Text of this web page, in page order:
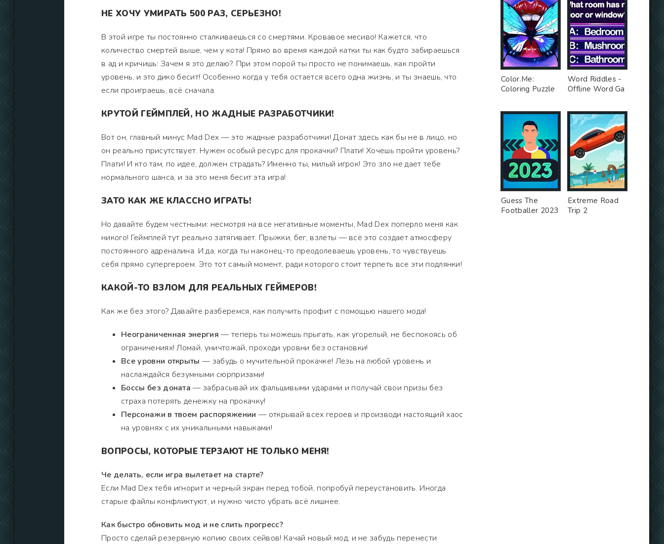
НЕ ХОЧУ УМИРАТЬ 500 РАЗ, СЕРЬЕЗНО!
В этой игре ты постоянно сталкиваешься со смертями. Кровавое месиво! Кажется, что
количество смертей выше, чем у кота! Прямо во время каждой катки ты как будто забираешься
в ад и кричишь: Зачем я это делаю?. При этом порой ты просто не понимаешь, как пройти
уровень, и это дико бесит! Особенно когда у тебя остается всего одна жизнь, и ты знаешь, что
если проиграешь, всё сначала.
КРУТОЙ ГЕЙМПЛЕЙ, НО ЖАДНЫЕ РАЗРАБОТЧИКИ!
Вот он, главный минус Mad Dex — это жадные разработчики! Донат здесь как бы не в лицо, но
он реально присутствует. Нужен особый ресурс для прокачки? Плати! Хочешь пройти уровень?
Плати! И кто там, по идее, должен страдать? Именно ты, милый игрок! Это зло не дает тебе
нормального шанса, и за это меня бесит эта игра!
ЗАТО КАК ЖЕ КЛАССНО ИГРАТЬ!
Но давайте будем честными: несмотря на все негативные моменты, Mad Dex поперло меня как
никого! Геймплей тут реально затягивает. Прыжки, бег, взлёты — всё это создает атмосферу
постоянного адреналина. И да, когда ты наконец-то преодолеваешь уровень, то чувствуешь
себя прямо супергероем. Это тот самый момент, ради которого стоит терпеть все эти подлянки!
КАКОЙ-ТО ВЗЛОМ ДЛЯ РЕАЛЬНЫХ ГЕЙМЕРОВ!
Как же без этого? Давайте разберемся, как получить профит с помощью нашего мода!
Неограниченная энергия — теперь ты можешь прыгать, как угорелый, не беспокоясь об
ограничениях! Ломай, уничтожай, проходи уровни без остановки!
Все уровни открыты — забудь о мучительной прокачке! Лезь на любой уровень и
наслаждайся безумными сюрпризами!
Боссы без доната — забрасывай их фальшивыми ударами и получай свои призы без
страха потерять денежку на прокачку!
Персонажи в твоем распоряжении — открывай всех героев и производи настоящий хаос
на уровнях с их уникальными навыками!
ВОПРОСЫ, КОТОРЫЕ ТЕРЗАЮТ НЕ ТОЛЬКО МЕНЯ!
Че делать, если игра вылетает на старте?
Если Mad Dex тебя игнорит и черный экран перед тобой, попробуй переустановить. Иногда
старые файлы конфликтуют, и нужно чисто убрать всё лишнее.
Как быстро обновить мод и не слить прогресс?
Просто сделай резервную копию своих сейвов! Качай новый мод, и не забудь перенести
Color.Me:
Coloring Puzzle
Word Riddles -
Offline Word Ga
Guess The
Footballer 2023
Extreme Road
Trip 2